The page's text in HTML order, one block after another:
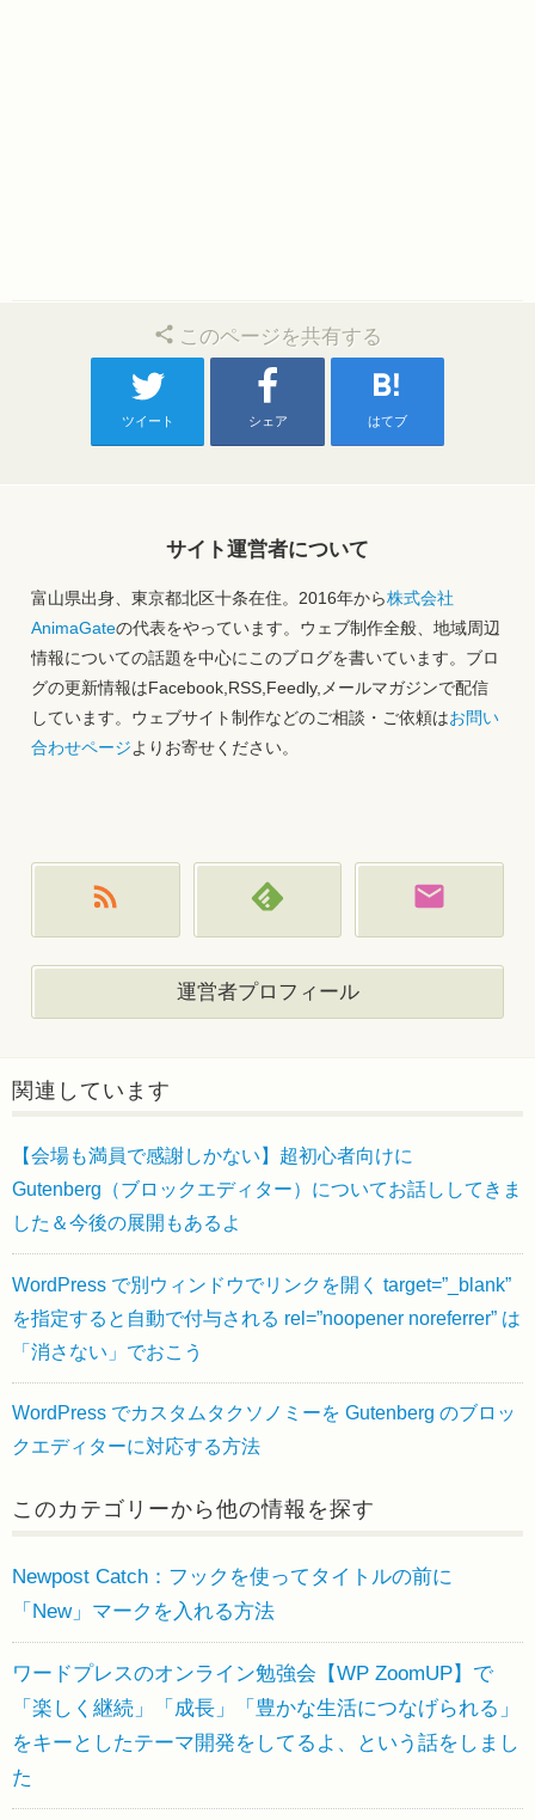
このページを共有する
ツイート シェア はてブ
サイト運営者について
富山県出身、東京都北区十条在住。2016年から株式会社
AnimaGateの代表をやっています。ウェブ制作全般、地域周辺
情報についての話題を中心にこのブログを書いています。ブロ
グの更新情報はFacebook,RSS,Feedly,メールマガジンで配信
しています。ウェブサイト制作などのご相談・ご依頼はお問い
合わせページよりお寄せください。
運営者プロフィール
関連しています
【会場も満員で感謝しかない】超初心者向けに
Gutenberg（ブロックエディター）についてお話ししてきま
した＆今後の展開もあるよ
WordPress で別ウィンドウでリンクを開く target=”_blank”
を指定すると自動で付与される rel=”noopener noreferrer” は
「消さない」でおこう
WordPress でカスタムタクソノミーを Gutenberg のブロッ
クエディターに対応する方法
このカテゴリーから他の情報を探す
Newpost Catch：フックを使ってタイトルの前に
「New」マークを入れる方法
ワードプレスのオンライン勉強会【WP ZoomUP】で
「楽しく継続」「成長」「豊かな生活につなげられる」
をキーとしたテーマ開発をしてるよ、という話をしまし
た